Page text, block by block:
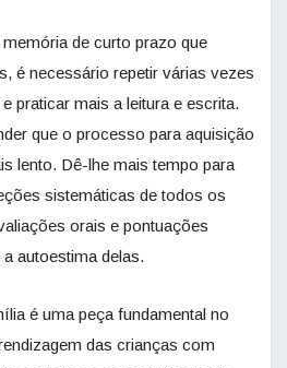
de curto prazo que
é necessário repetir várias vezes
praticar mais a leitura e escrita.
que o processo para aquisição
lento. Dê-lhe mais tempo para
sistemáticas de todos os
orais e pontuações
autoestima delas.
é uma peça fundamental no
das crianças com